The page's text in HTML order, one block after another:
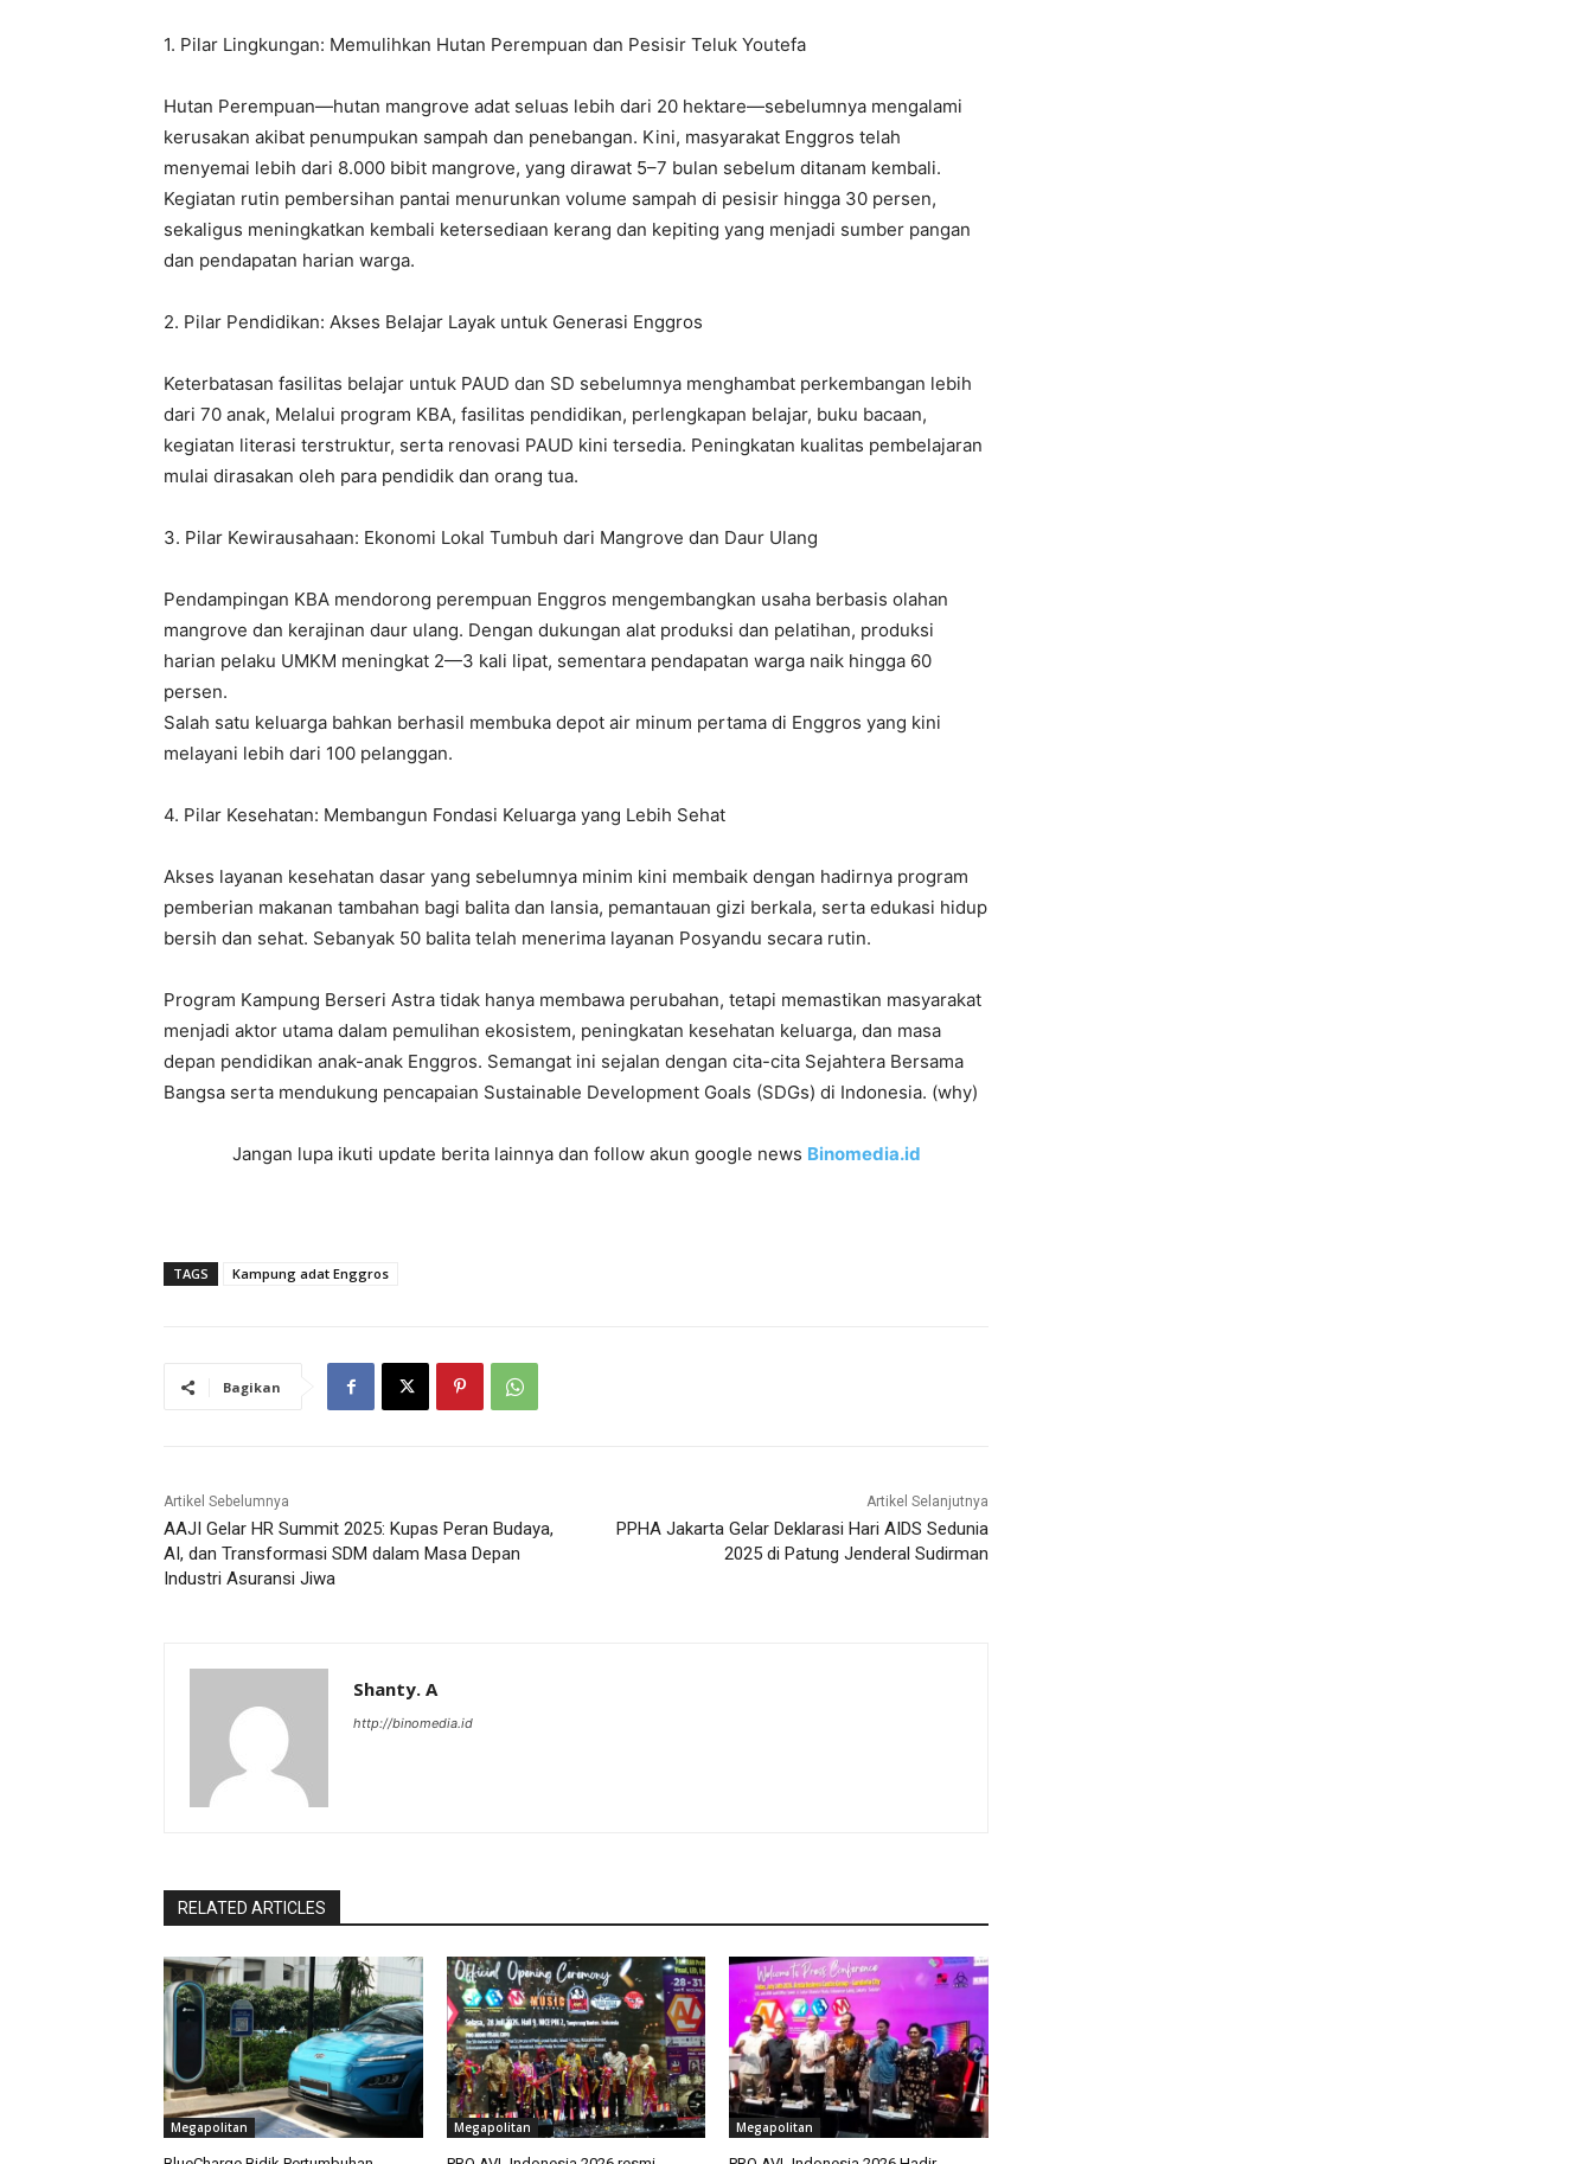
1. Pilar Lingkungan: Memulihkan Hutan Perempuan dan Pesisir Teluk Youtefa
Hutan Perempuan—hutan mangrove adat seluas lebih dari 20 hektare—sebelumnya mengalami
kerusakan akibat penumpukan sampah dan penebangan. Kini, masyarakat Enggros telah
menyemai lebih dari 8.000 bibit mangrove, yang dirawat 5–7 bulan sebelum ditanam kembali.
Kegiatan rutin pembersihan pantai menurunkan volume sampah di pesisir hingga 30 persen,
sekaligus meningkatkan kembali ketersediaan kerang dan kepiting yang menjadi sumber pangan
dan pendapatan harian warga.
2. Pilar Pendidikan: Akses Belajar Layak untuk Generasi Enggros
Keterbatasan fasilitas belajar untuk PAUD dan SD sebelumnya menghambat perkembangan lebih
dari 70 anak, Melalui program KBA, fasilitas pendidikan, perlengkapan belajar, buku bacaan,
kegiatan literasi terstruktur, serta renovasi PAUD kini tersedia. Peningkatan kualitas pembelajaran
mulai dirasakan oleh para pendidik dan orang tua.
3. Pilar Kewirausahaan: Ekonomi Lokal Tumbuh dari Mangrove dan Daur Ulang
Pendampingan KBA mendorong perempuan Enggros mengembangkan usaha berbasis olahan
mangrove dan kerajinan daur ulang. Dengan dukungan alat produksi dan pelatihan, produksi
harian pelaku UMKM meningkat 2—3 kali lipat, sementara pendapatan warga naik hingga 60
persen.
Salah satu keluarga bahkan berhasil membuka depot air minum pertama di Enggros yang kini
melayani lebih dari 100 pelanggan.
4. Pilar Kesehatan: Membangun Fondasi Keluarga yang Lebih Sehat
Akses layanan kesehatan dasar yang sebelumnya minim kini membaik dengan hadirnya program
pemberian makanan tambahan bagi balita dan lansia, pemantauan gizi berkala, serta edukasi hidup
bersih dan sehat. Sebanyak 50 balita telah menerima layanan Posyandu secara rutin.
Program Kampung Berseri Astra tidak hanya membawa perubahan, tetapi memastikan masyarakat
menjadi aktor utama dalam pemulihan ekosistem, peningkatan kesehatan keluarga, dan masa
depan pendidikan anak-anak Enggros. Semangat ini sejalan dengan cita-cita Sejahtera Bersama
Bangsa serta mendukung pencapaian Sustainable Development Goals (SDGs) di Indonesia. (why)
Jangan lupa ikuti update berita lainnya dan follow akun google news Binomedia.id
TAGS Kampung adat Enggros
Bagikan
Artikel Sebelumnya
AAJI Gelar HR Summit 2025: Kupas Peran Budaya,
AI, dan Transformasi SDM dalam Masa Depan
Industri Asuransi Jiwa
Artikel Selanjutnya
PPHA Jakarta Gelar Deklarasi Hari AIDS Sedunia
2025 di Patung Jenderal Sudirman
Shanty. A
http://binomedia.id
RELATED ARTICLES
Megapolitan Megapolitan Megapolitan